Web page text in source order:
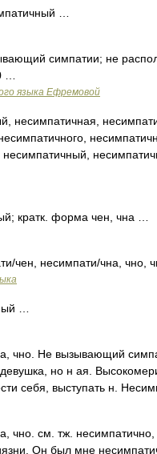
…
симпатии; не
…
языка Ефремовой
несимпатичная,
кратк. форма чен, чна …
чен, несимпати/чна, чно,
…
чно. Не вызывающий
но н ая.
себя, выступать н.
чно. см. тж.
Он был мне